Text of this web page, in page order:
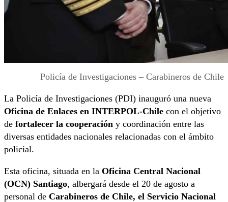
Policía de Investigaciones – Carabineros de Chile
La Policía de Investigaciones (PDI) inauguró una nueva
Oficina de Enlaces en INTERPOL-Chile con el objetivo
de fortalecer la cooperación y coordinación entre las
diversas entidades nacionales relacionadas con el ámbito
policial.
Esta oficina, situada en la Oficina Central Nacional
(OCN) Santiago, albergará desde el 20 de agosto a
personal de Carabineros de Chile, el Servicio Nacional